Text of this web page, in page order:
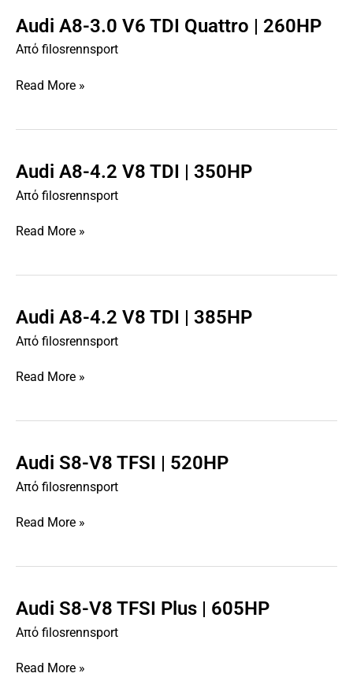
Audi A8-3.0 V6 TDI Quattro | 260HP
Από filosrennsport
Audi
A8-
V6
|
Read More »
Audi A8-4.2 V8 TDI | 350HP
Από filosrennsport
Audi
4.2
V8
350HP
Read More »
Audi A8-4.2 V8 TDI | 385HP
Από filosrennsport
Audi
4.2
V8
385HP
Read More »
Audi S8-V8 TFSI | 520HP
Από filosrennsport
Audi
V8
TFSI
Read More »
Audi S8-V8 TFSI Plus | 605HP
Από filosrennsport
Audi
V8
TFSI
Read More »